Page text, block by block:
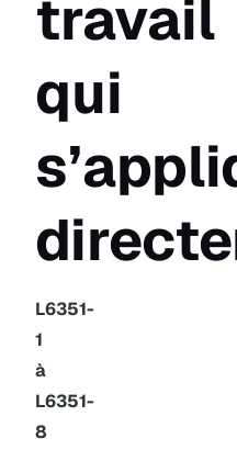
travail
qui
L6351-
1
à
L6351-
8